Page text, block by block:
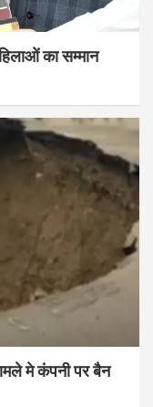
का सम्मान
मे कंपनी पर बैन